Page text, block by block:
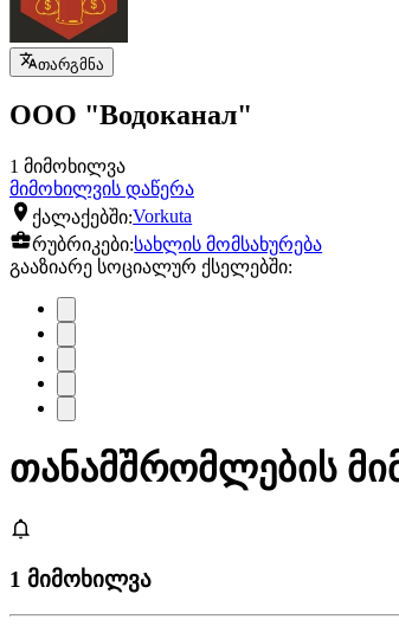
თარგმნა
ООО "Водоканал"
1 მიმოხილვა
მიმოხილვის დაწერა
ქალაქებში:Vorkuta
რუბრიკები:სახლის მომსახურება
გააზიარე სოციალურ ქსელებში:
თანამშრომლების
1 მიმოხილვა